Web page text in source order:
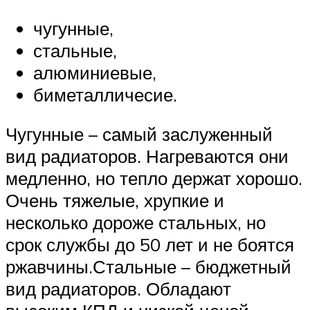
чугунные,
стальные,
алюминиевые,
биметалличесие.
Чугунные – самый заслуженный
вид радиаторов. Нагреваются они
медленно, но тепло держат хорошо.
Очень тяжелые, хрупкие и
несколько дороже стальных, но
срок службы до 50 лет и не боятся
ржавчины.Стальные – бюджетный
вид радиаторов. Обладают